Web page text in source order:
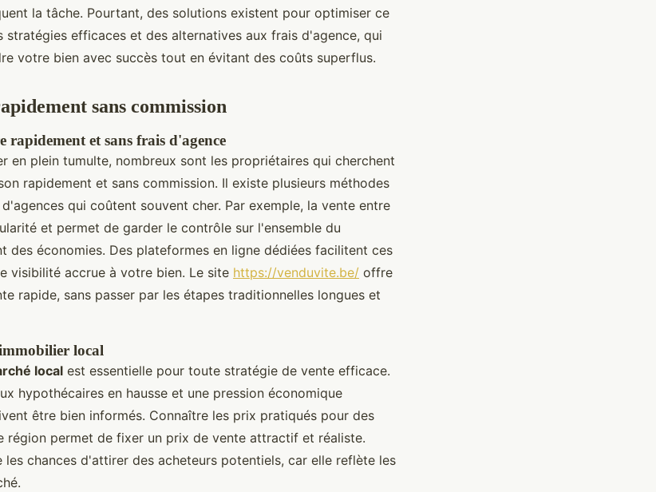
la tâche. Pourtant, des solutions existent pour optimiser ce
stratégies efficaces et des alternatives aux frais d'agence, qui
votre bien avec succès tout en évitant des coûts superflus.
sans commission
et sans frais d'agence
en plein tumulte, nombreux sont les propriétaires qui cherchent
rapidement et sans commission. Il existe plusieurs méthodes
qui coûtent souvent cher. Par exemple, la vente entre
et permet de garder le contrôle sur l'ensemble du
des économies. Des plateformes en ligne dédiées facilitent ces
visibilité accrue à votre bien. Le site https://venduvite.be/ offre
rapide, sans passer par les étapes traditionnelles longues et
local
local est essentielle pour toute stratégie de vente efficace.
hypothécaires en hausse et une pression économique
être bien informés. Connaître les prix pratiqués pour des
région permet de fixer un prix de vente attractif et réaliste.
les chances d'attirer des acheteurs potentiels, car elle reflète les